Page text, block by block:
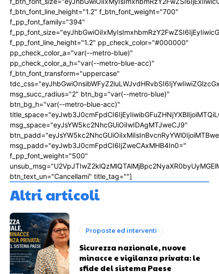
f_btn_font_line_height="1.2" f_btn_font_weight="700"
f_pp_font_family="394"
f_pp_font_line_height="1.2" pp_check_color="#000000"
pp_check_color_a="var(--metro-blue)"
pp_check_color_a_h="var(--metro-blue-acc)"
f_btn_font_transform="uppercase"
msg_succ_radius="2" btn_bg="var(--metro-blue)"
btn_bg_h="var(--metro-blue-acc)"
msg_space="eyJsYW5kc2NhcGUiOiIwIDAgMTJweCJ9"
msg_padd="eyJwb3J0cmFpdCI6IjZweCAxMHB4In0="
f_pp_font_weight="500"
btn_text_un="Cancellami" title_tag=""]
Altri articoli
Proposte ed interventi
Sicurezza nazionale, nuove
minacce e vigilanza privata: le
sfide del sistema Paese